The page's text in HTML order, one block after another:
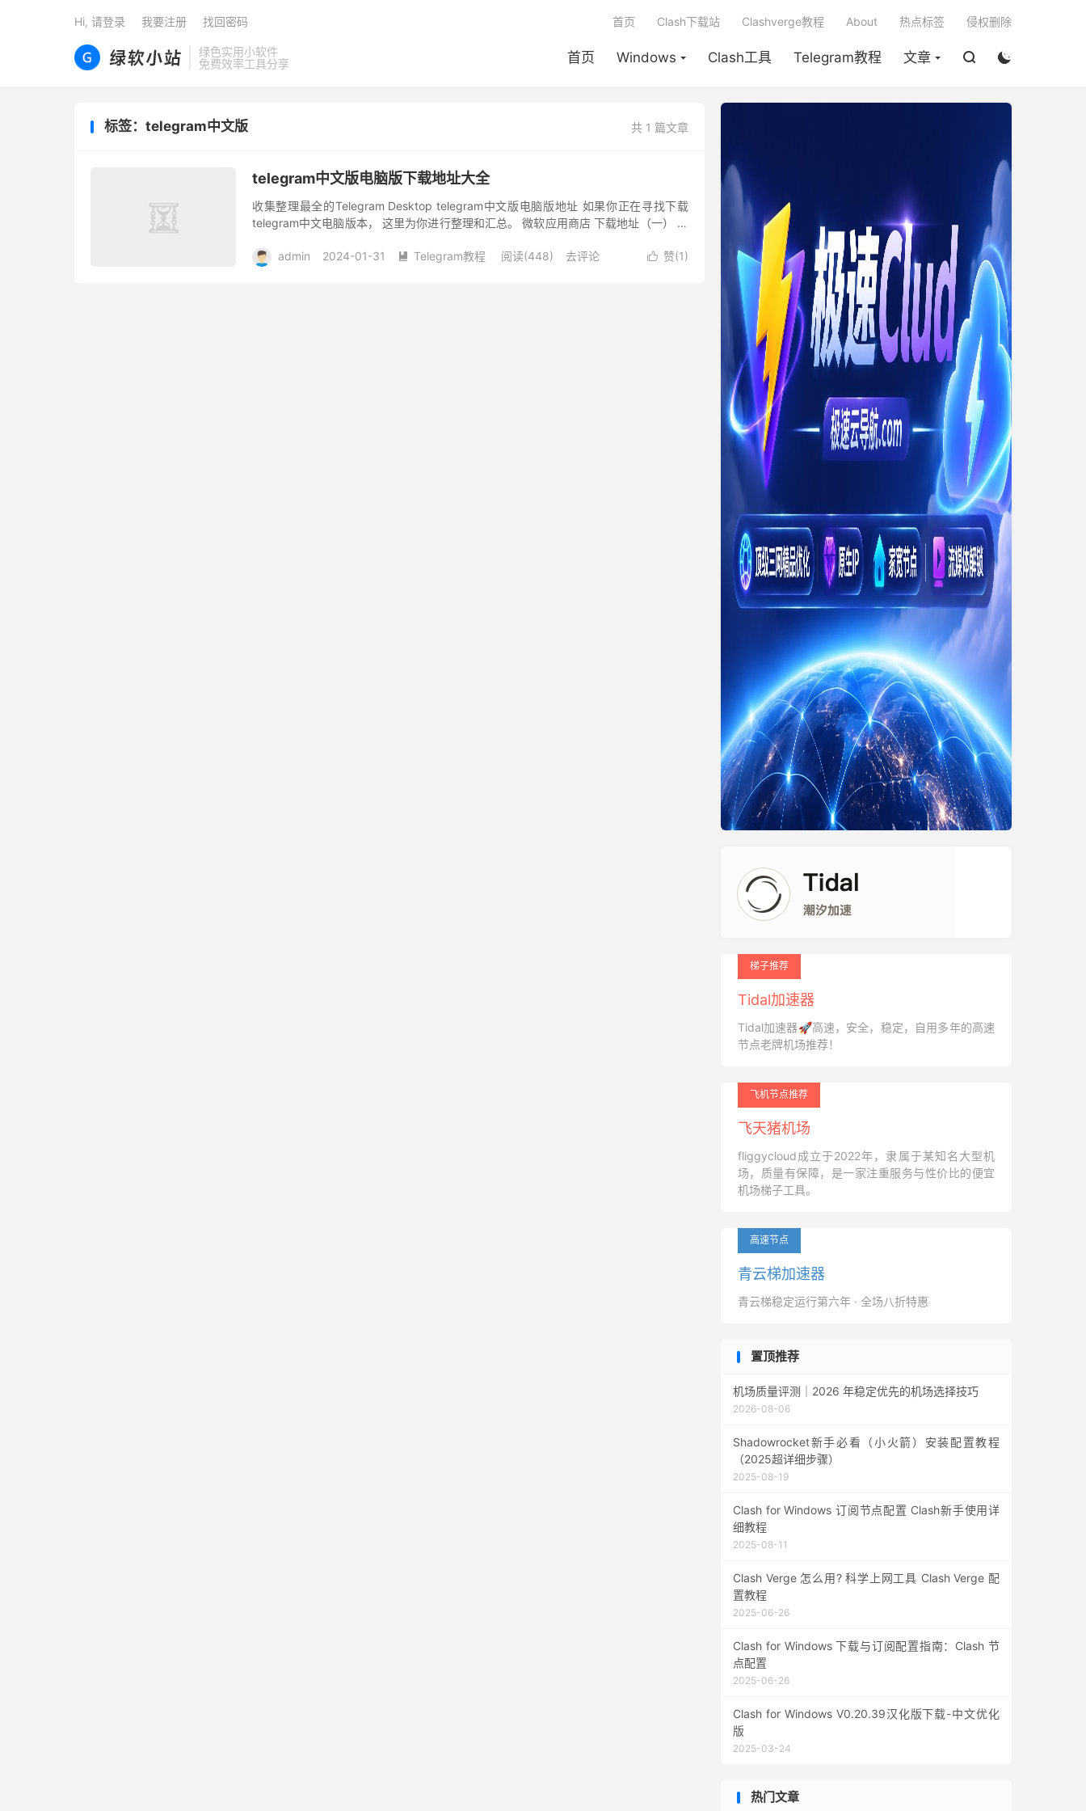
绿色实用小软件
免费效率工具分享
首页 Windows Clash工具 Telegram教程 文章  
首页 Clash下载站 Clashverge教程 About 热点标签 侵权删除
Hi, 请登录 我要注册 找回密码
共 1 篇文章
标签：telegram中文版
telegram中文版电脑版下载地址大全
收集整理最全的Telegram Desktop telegram中文版电脑版地址 如果你正在寻找下载
telegram中文电脑版本， 这里为你进行整理和汇总。 微软应用商店 下载地址（一） 适
 赞(1)
admin 2024-01-31  Telegram教程 阅读(448) 去评论
梯子推荐
Tidal加速器
Tidal加速器🚀高速，安全，稳定，自用多年的高速
节点老牌机场推荐！
飞机节点推荐
飞天猪机场
fliggycloud成立于2022年，隶属于某知名大型机
场，质量有保障，是一家注重服务与性价比的便宜
机场梯子工具。
高速节点
青云梯加速器
青云梯稳定运行第六年 · 全场八折特惠
置顶推荐
机场质量评测｜2026 年稳定优先的机场选择技巧
2026-08-06
Shadowrocket新手必看（小火箭）安装配置教程
（2025超详细步骤）
2025-08-19
Clash for Windows 订阅节点配置 Clash新手使用详
细教程
2025-08-11
Clash Verge 怎么用? 科学上网工具 Clash Verge 配
置教程
2025-06-26
Clash for Windows 下载与订阅配置指南：Clash 节
点配置
2025-06-26
Clash for Windows V0.20.39汉化版下载-中文优化
版
2025-03-24
热门文章